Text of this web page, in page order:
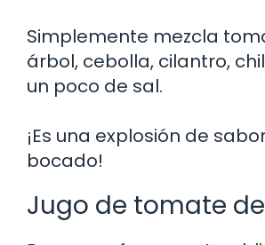
Simplemente mezcla
árbol, cebolla, cilantro,
un poco de sal.
¡Es una explosión de
bocado!
Jugo de tomate